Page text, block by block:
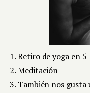
Retiro de yoga en
Meditación
También nos